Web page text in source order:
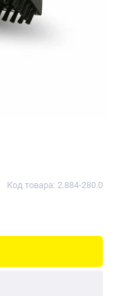
Код товара: 2.884-280.0